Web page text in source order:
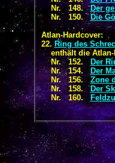
Nr. 148.Der
Nr. 150.Die
Atlan-Hardcover:
22. Ring des
enthält die Atlan-
Nr. 152.
Der
Nr. 154.Der
Nr. 156. Zone
Nr. 158.Der
Nr. 160.